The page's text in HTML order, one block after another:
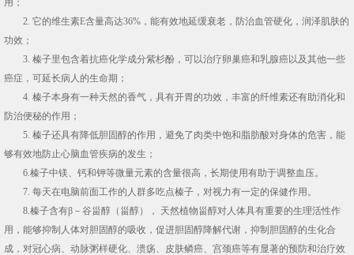
用；
2. 它的维生素E含量高达36%，能有效地延缓衰老，防治血管硬化，润泽肌肤的
功效；
3. 榛子里包含着抗癌化学成分紫杉酚，可以治疗卵巢癌和乳腺癌以及其他一些
癌症，可延长病人的生命期；
4. 榛子本身有一种天然的香气，具有开胃的功效，丰富的纤维素还有助消化和
防治便秘的作用；
5. 榛子还具有降低胆固醇的作用，避免了肉类中饱和脂肪酸对身体的危害，能
够有效地防止心脑血管疾病的发生；
6.榛子中镁、钙和钾等微量元素的含量很高，长期使用有助于调整血压。
7. 每天在电脑前面工作的人群多吃点榛子，对视力有一定的保健作用。
8.榛子含有β－谷甾醇（甾醇）， 天然植物甾醇对人体具有重要的生理活性作
用，能够抑制人体对胆固醇的吸收，促进胆固醇降解代谢，抑制胆固醇的生化合
成，对冠心病、动脉粥样硬化、溃疡、皮肤鳞癌、宫颈癌等有显著的预防和治疗效